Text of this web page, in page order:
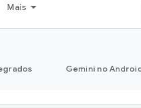
Mais
Gemini no